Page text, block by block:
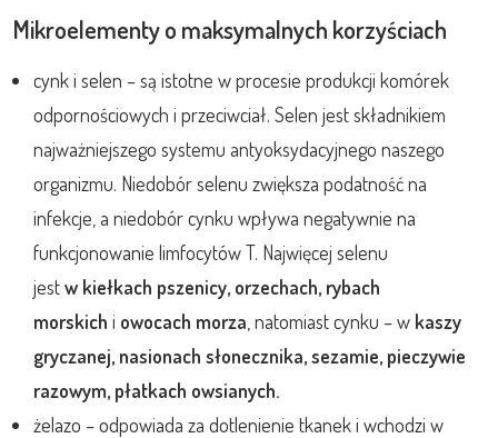
Mikroelementy o maksymalnych korzyściach
cynk i selen – są istotne w procesie produkcji komórek
odpornościowych i przeciwciał. Selen jest składnikiem
najważniejszego systemu antyoksydacyjnego naszego
organizmu. Niedobór selenu zwiększa podatność na
infekcje, a niedobór cynku wpływa negatywnie na
funkcjonowanie limfocytów T. Najwięcej selenu
jestw kiełkach pszenicy, orzechach, rybach
morskich i owocach morza , natomiast cynku – w kaszy
gryczanej, nasionach słonecznika, sezamie, pieczywie
razowym, płatkach owsianych.
żelazo – odpowiada za dotlenienie tkanek i wchodzi w